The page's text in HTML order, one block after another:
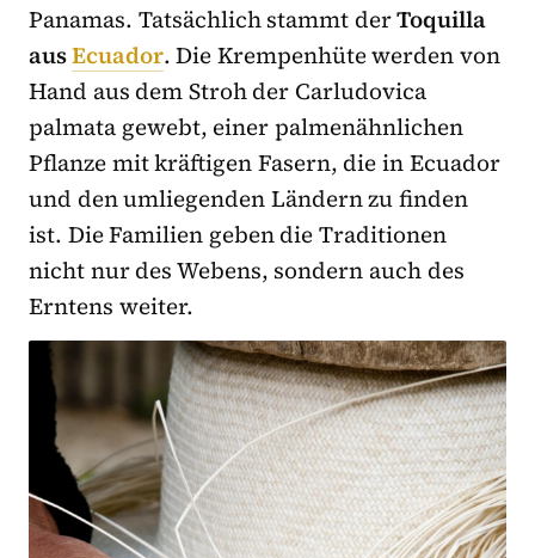
Panamas. Tatsächlich stammt derToquilla
ausEcuador. Die Krempenhüte werden von
Hand aus dem Stroh der Carludovica
palmata gewebt, einer palmenähnlichen
Pflanze mit kräftigen Fasern, die in Ecuador
und den umliegenden Ländern zu finden
ist. Die Familien geben die Traditionen
nicht nur des Webens, sondern auch des
Erntens weiter.